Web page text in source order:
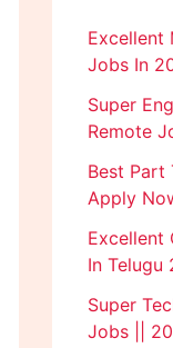
Excellent
Jobs In
Super
Remote
Best Part
Apply
Excellent
In Telugu
Super
Jobs ||